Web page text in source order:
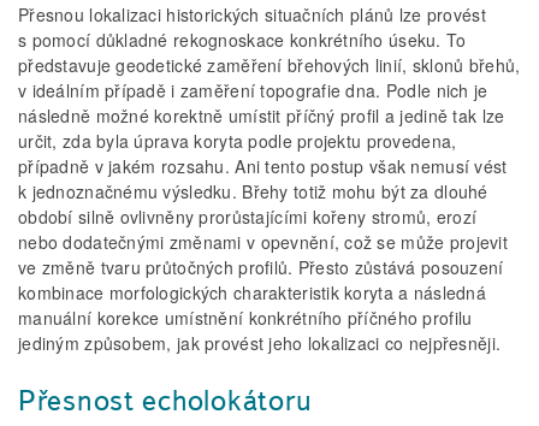
Přesnou lokalizaci historických situačních plánů lze provést
s pomocí důkladné rekognoskace konkrétního úseku. To
představuje geodetické zaměření břehových linií, sklonů břehů,
v ideálním případě i zaměření topografie dna. Podle nich je
následně možné korektně umístit příčný profil a jedině tak lze
určit, zda byla úprava koryta podle projektu provedena,
případně v jakém rozsahu. Ani tento postup však nemusí vést
k jednoznačnému výsledku. Břehy totiž mohu být za dlouhé
období silně ovlivněny prorůstajícími kořeny stromů, erozí
nebo dodatečnými změnami v opevnění, což se může projevit
ve změně tvaru průtočných profilů. Přesto zůstává posouzení
kombinace morfologických charakteristik koryta a následná
manuální korekce umístnění konkrétního příčného profilu
jediným způsobem, jak provést jeho lokalizaci co nejpřesněji.
Přesnost echolokátoru